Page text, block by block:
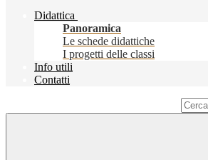
Didattica
Panoramica
Le schede didattiche
I progetti delle classi
Info utili
Contatti